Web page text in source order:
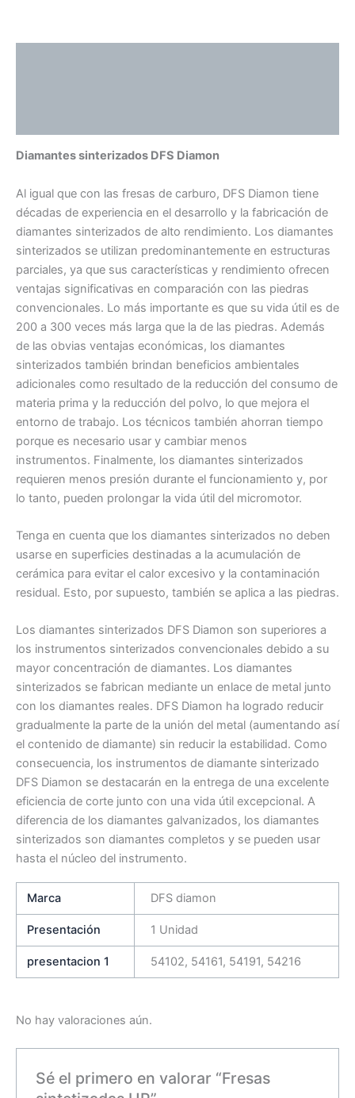
Diamantes sinterizados DFS Diamon
Al igual que con las fresas de carburo, DFS Diamon tiene
décadas de experiencia en el desarrollo y la fabricación de
diamantes sinterizados de alto rendimiento. Los diamantes
sinterizados se utilizan predominantemente en estructuras
parciales, ya que sus características y rendimiento ofrecen
ventajas significativas en comparación con las piedras
convencionales. Lo más importante es que su vida útil es de
200 a 300 veces más larga que la de las piedras. Además
de las obvias ventajas económicas, los diamantes
sinterizados también brindan beneficios ambientales
adicionales como resultado de la reducción del consumo de
materia prima y la reducción del polvo, lo que mejora el
entorno de trabajo. Los técnicos también ahorran tiempo
porque es necesario usar y cambiar menos
instrumentos. Finalmente, los diamantes sinterizados
requieren menos presión durante el funcionamiento y, por
lo tanto, pueden prolongar la vida útil del micromotor.
Tenga en cuenta que los diamantes sinterizados no deben
usarse en superficies destinadas a la acumulación de
cerámica para evitar el calor excesivo y la contaminación
residual. Esto, por supuesto, también se aplica a las piedras.
Los diamantes sinterizados DFS Diamon son superiores a
los instrumentos sinterizados convencionales debido a su
mayor concentración de diamantes. Los diamantes
sinterizados se fabrican mediante un enlace de metal junto
con los diamantes reales. DFS Diamon ha logrado reducir
gradualmente la parte de la unión del metal (aumentando así
el contenido de diamante) sin reducir la estabilidad. Como
consecuencia, los instrumentos de diamante sinterizado
DFS Diamon se destacarán en la entrega de una excelente
eficiencia de corte junto con una vida útil excepcional. A
diferencia de los diamantes galvanizados, los diamantes
sinterizados son diamantes completos y se pueden usar
hasta el núcleo del instrumento.
Marca DFS diamon
Presentación 1 Unidad
presentacion 1 54102, 54161, 54191, 54216
No hay valoraciones aún.
Sé el primero en valorar “Fresas